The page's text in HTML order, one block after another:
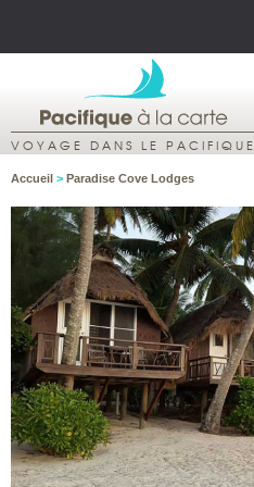
VOYAGE DANS LE PACIFIQUE
Accueil > Paradise Cove Lodges